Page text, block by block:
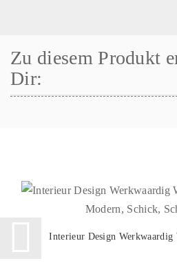
Zu diesem Produkt
Dir:
Interieur Design Werkwaardig